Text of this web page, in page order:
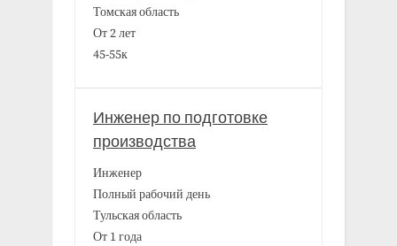
Томская область
От 2 лет
45-55к
Инженер по подготовке
производства
Инженер
Полный рабочий день
Тульская область
От 1 года